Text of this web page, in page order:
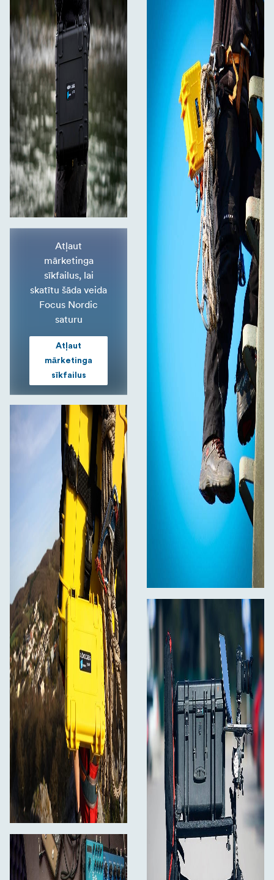
Atļaut
mārketinga
sīkfailus, lai
skatītu šāda veida
Focus Nordic
saturu
Atļaut
mārketinga
sīkfailus